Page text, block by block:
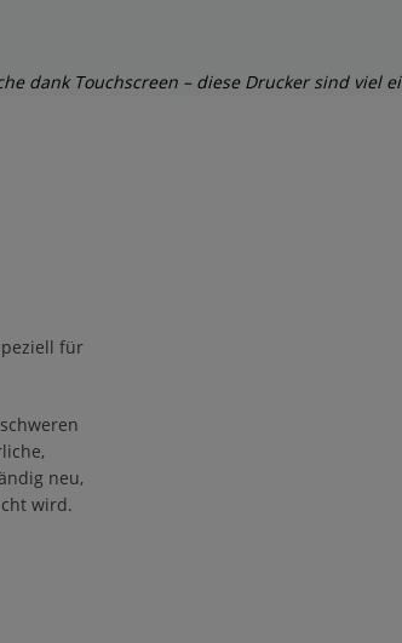
dank Touchscreen – diese Drucker sind viel
für
neu,
wird.